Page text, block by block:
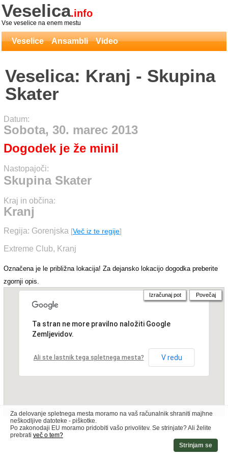
Veselica.info
Vse veselice na enem mestu
Veselice Ansambli Video
Veselica: Kranj - Skupina
Skater
Datum:
Sobota, 30. marec 2013
Dogodek je že minil
Nastopajoči:
Skupina Skater
Kraj in občina:
Kranj
Regija: Gorenjska [Več iz te regije]
Extreme Club, Kranj
Označena je le približna lokacija! Za dejansko lokacijo dogodka preberite
zgornji opis.
Ta stran ne more pravilno naložiti Google
Zemljevidov.
Ali ste lastnik tega spletnega mesta? V redu
Izračunaj pot Povečaj
Za delovanje spletnega mesta moramo na vaš računalnik shraniti majhne
neškodljive datoteke - piškotke.
Po zakonodaji EU moramo pridobiti vašo privolitev. Se strinjate? Ali želite
prebrati več o tem?
Strinjam se